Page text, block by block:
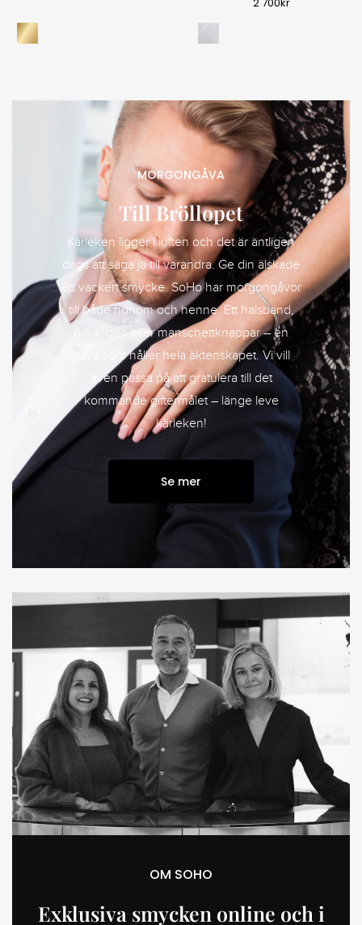
MORGONGÅVA
Till Bröllopet
Kärleken ligger i luften och det är äntligen
dags att säga ja till varandra. Ge din älskade
ett vackert smycke. SoHo har morgongåvor
till både honom och henne. Ett halsband,
örhängen eller manschettknappar – en
gåva som håller hela äktenskapet. Vi vill
även passa på att gratulera till det
kommande giftermålet – länge leve
kärleken!
Se mer
OM SOHO
Exklusiva smycken online och i